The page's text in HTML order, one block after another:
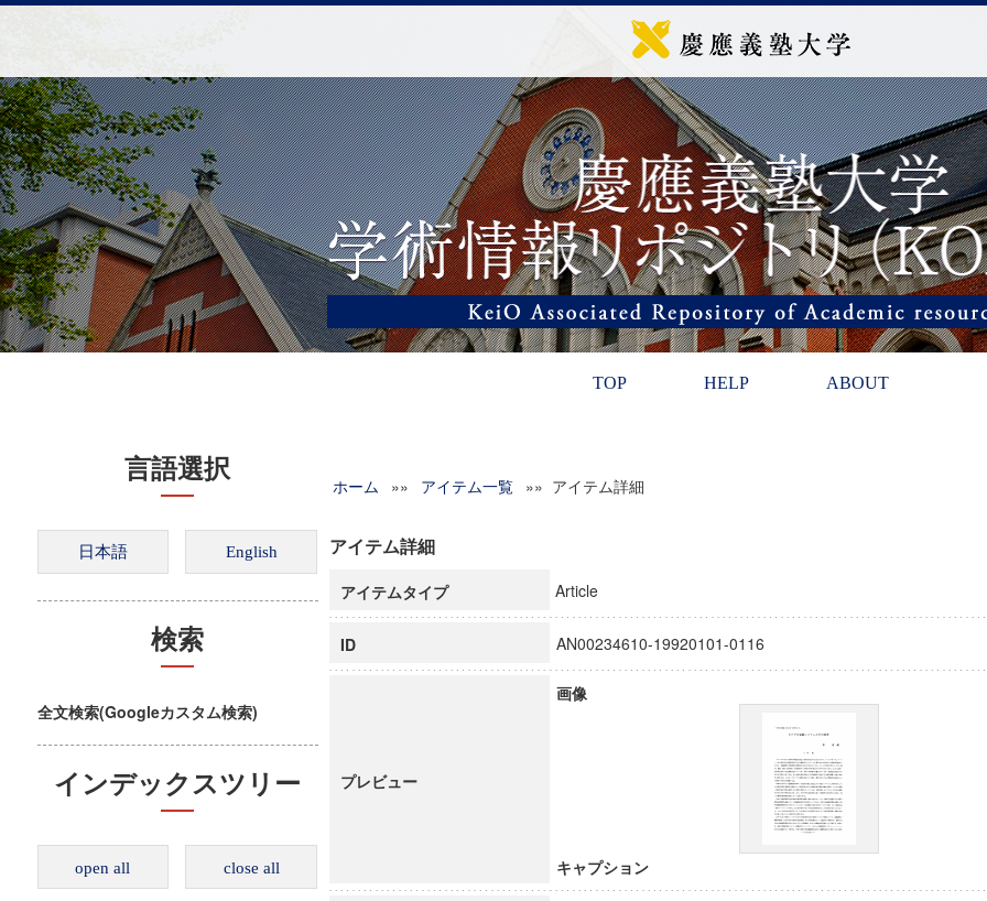
TOP HELP ABOUT
言語選択
検索
全文検索(Googleカスタム検索)
インデックスツリー
open all close all
ホーム »» アイテム一覧 »» アイテム詳細
アイテム詳細
アイテムタイプ Article
ID AN00234610-19920101-0116
プレビュー
画像
キャプション